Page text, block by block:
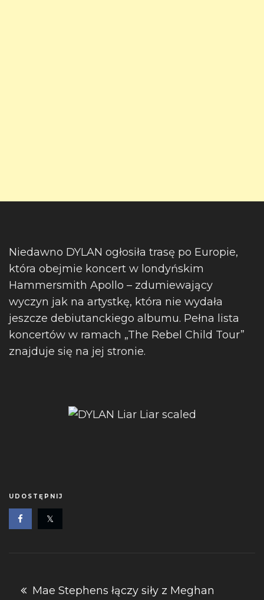
Niedawno DYLAN ogłosiła trasę po Europie,
która obejmie koncert w londyńskim
Hammersmith Apollo – zdumiewający
wyczyn jak na artystkę, która nie wydała
jeszcze debiutanckiego albumu. Pełna lista
koncertów w ramach „The Rebel Child Tour”
znajduje się na jej stronie.
UDOSTĘPNIJ
Nawigacja
Mae Stephens łączy siły z Meghan